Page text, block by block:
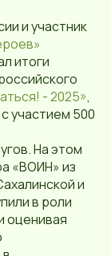
и участник
итоги
- 2025»,
участием 500
На этом
«ВОИН» из
и
в роли
оценивая